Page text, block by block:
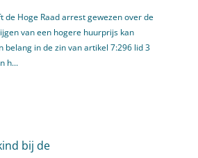
de Hoge Raad arrest gewezen over de
van een hogere huurprijs kan
belang in de zin van artikel 7:296 lid 3
h...
bij de